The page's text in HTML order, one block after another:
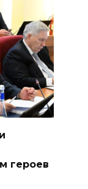
героев